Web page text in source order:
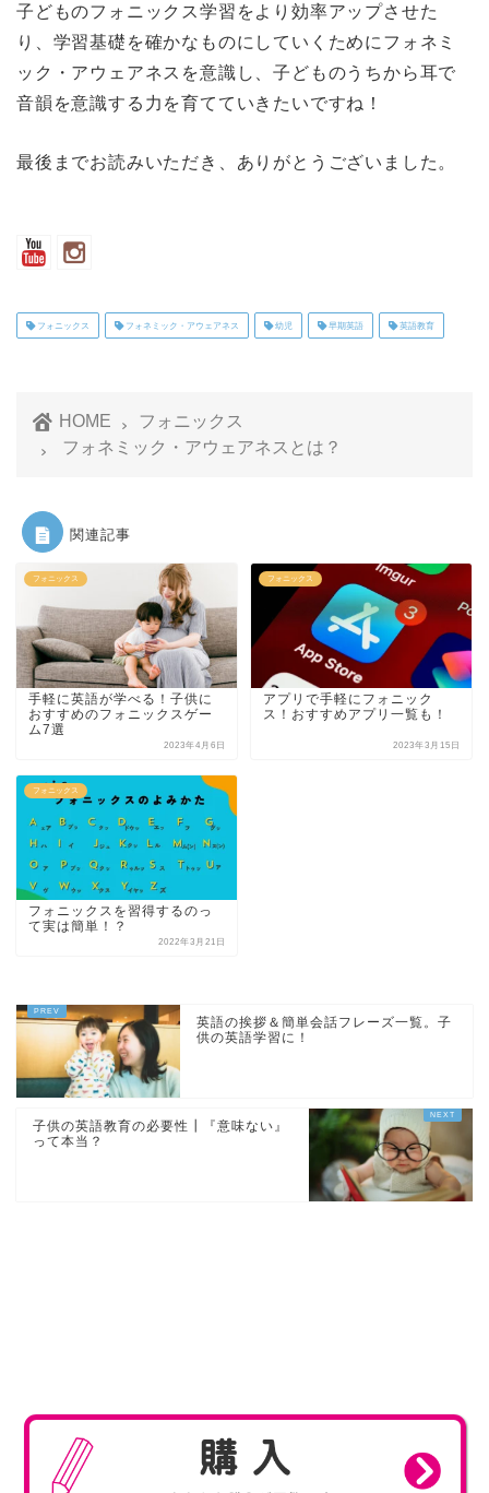
子どものフォニックス学習をより効率アップさせた
り、学習基礎を確かなものにしていくためにフォネミ
ック・アウェアネスを意識し、子どものうちから耳で
音韻を意識する力を育てていきたいですね！
最後までお読みいただき、ありがとうございました。
フォニックス フォネミック・アウェアネス 幼児 早期英語 英語教育
HOME
フォニックス
フォネミック・アウェアネスとは？
関連記事
フォニックス
手軽に英語が学べる！子供に
おすすめのフォニックスゲー
ム7選
2023年4月6日
フォニックス
アプリで手軽にフォニック
ス！おすすめアプリ一覧も！
2023年3月15日
フォニックス
フォニックスを習得するのっ
て実は簡単！？
2022年3月21日
英語の挨拶＆簡単会話フレーズ一覧。子
供の英語学習に！
子供の英語教育の必要性┃『意味ない』
って本当？
購